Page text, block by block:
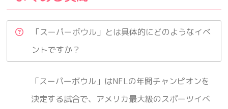
「スーパーボウル」とは具体的にどのようなイベ
ントですか？
「スーパーボウル」はNFLの年間チャンピオンを
決定する試合で、アメリカ最大級のスポーツイベ